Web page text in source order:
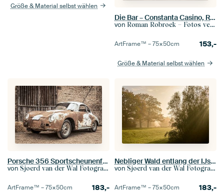
Größe & Material selbst wählen
Die Bar – Constanta Casino, Rumänien.
von Roman Robroek – Fotos verlassener Gebäude
ArtFrame™ –75×50cm 153,-
Größe & Material selbst wählen
Porsche 356 Sportscheunenfund mit viel Patina
von Sjoerd van der Wal Fotografie
ArtFrame™ –75×50cm 183,-
Nebliger Wald entlang der IJssel im Herbst
von Sjoerd van der Wal Fotografie
ArtFrame™ –75×50cm 183,-